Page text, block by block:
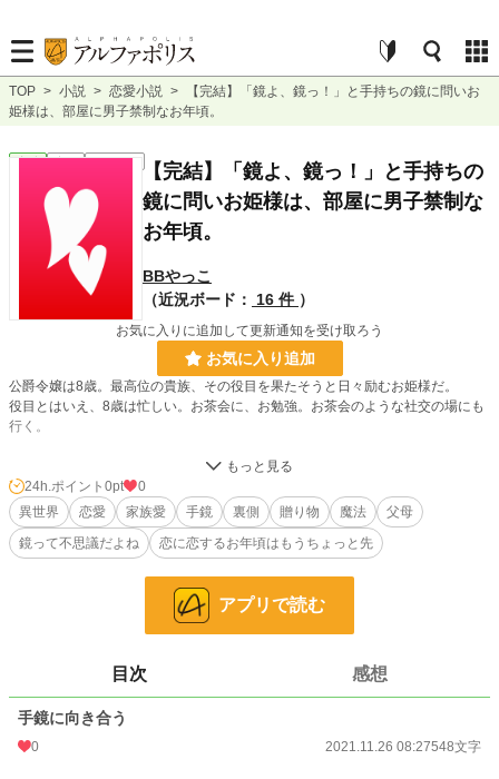
TOP > 小説 > 恋愛小説 >
【完結】「鏡よ、鏡っ！」と手持ちの鏡に問いお
姫様は、部屋に男子禁制なお年頃。
恋愛 完結 ｼｮｰﾄｼｮｰﾄ
【完結】「鏡よ、鏡っ！」と手持ちの
鏡に問いお姫様は、部屋に男子禁制な
お年頃。
BBやっこ
（近況ボード：
16 件 ）
お気に入りに追加して更新通知を受け取ろう
お気に入り追加
公爵令嬢は8歳。最高位の貴族、その役目を果たそうと日々励むお姫様だ。
役目とはいえ、8歳は忙しい。お茶会に、お勉強。お茶会のような社交の場にも
行く。
将来のためとはいえ、大変で愚痴もたまるというもの。それえお淑女は面に出さ
ない。
なので、贈り物の手鏡にその日の気持ちをぶちまける。
後半は、衣装室の入り口にある姿見の話。
228,847 位 / 228,847 件
66,372 位 / 66,372 件
24h.ポイント 0 pt
文字数
24h.ポイント 0pt
0
異世界
恋愛 家族愛 手鏡 裏側 贈り物 魔法
父母
鏡って不思議だよね
恋に恋するお年頃はもうちょっと先
アプリで読む
目次 感想
手鏡に向き合う
0 2021.11.26 08:27548文字